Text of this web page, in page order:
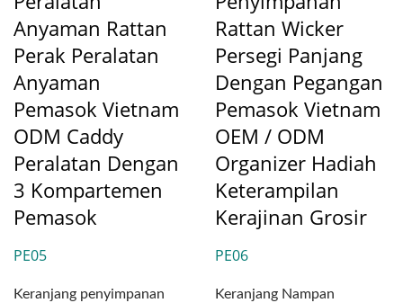
Anyaman Rattan
Perak Peralatan
Anyaman
Pemasok Vietnam
ODM Caddy
Peralatan Dengan
3 Kompartemen
Pemasok
PE05
Keranjang penyimpanan
Rattan Wicker
Persegi Panjang
Dengan Pegangan
Pemasok Vietnam
OEM / ODM
Organizer Hadiah
Keterampilan
Kerajinan Grosir
PE06
Keranjang Nampan